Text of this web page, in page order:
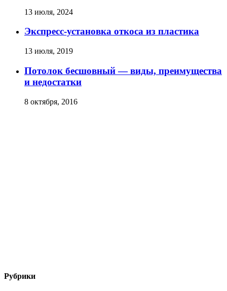
13 июля, 2024
Экспресс-установка откоса из пластика
13 июля, 2019
Потолок бесшовный — виды, преимущества
и недостатки
8 октября, 2016
Рубрики